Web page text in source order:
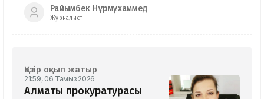
Райымбек Нұрмұхаммед
Журналист
Қазір оқып жатыр
21:59, 06 Тамыз 2026
Алматы прокуратурасы